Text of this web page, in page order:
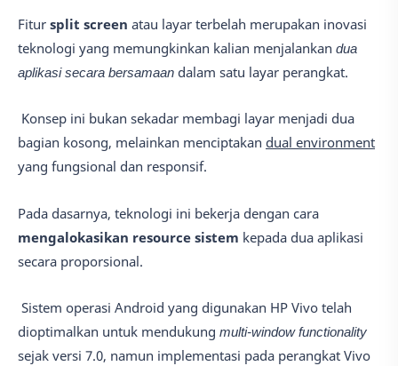
Fitur split screen atau layar terbelah merupakan inovasi
teknologi yang memungkinkan kalian menjalankan dua
aplikasi secara bersamaan dalam satu layar perangkat.
Konsep ini bukan sekadar membagi layar menjadi dua
bagian kosong, melainkan menciptakan dual environment
yang fungsional dan responsif.
Pada dasarnya, teknologi ini bekerja dengan cara
mengalokasikan resource sistem kepada dua aplikasi
secara proporsional.
Sistem operasi Android yang digunakan HP Vivo telah
dioptimalkan untuk mendukung multi-window functionality
sejak versi 7.0, namun implementasi pada perangkat Vivo